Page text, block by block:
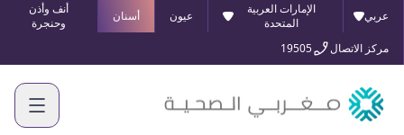
عربي
الإمارات العربية
المتحدة
عيون أسنان
أنف وأذن
وحنجرة
مركز الاتصال
19505